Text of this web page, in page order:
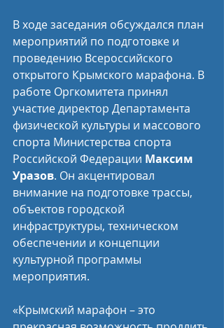
В ходе заседания обсуждался план
мероприятий по подготовке и
проведению Всероссийского
открытого Крымского марафона. В
работе Оргкомитета принял
участие директор Департамента
физической культуры и массового
спорта Министерства спорта
Российской Федерации Максим
Уразов. Он акцентировал
внимание на подготовке трассы,
объектов городской
инфраструктуры, техническом
обеспечении и концепции
культурной программы
мероприятия.
«Крымский марафон – это